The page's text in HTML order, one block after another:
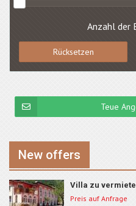
Anzahl der
Rücksetzen
Teue
New offers
Villa zu
Preis auf Anfrage